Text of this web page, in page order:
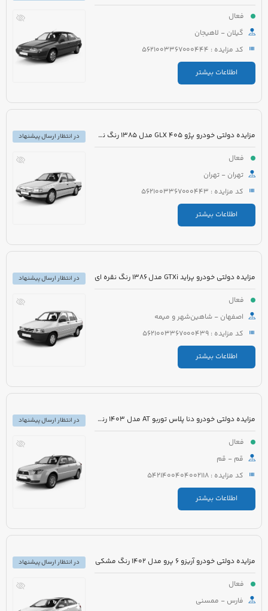
فعال
گیلان - لاهیجان
کد مزایده : 5621003367000444
اطلاعات بیشتر
مزایده دولتی خودرو پژو 405 GLX مدل 1385 رنگ نقره ای متالیک
فعال
تهران - تهران
کد مزایده : 5621003367000443
اطلاعات بیشتر
در انتظار ارسال پیشنهاد
مزایده دولتی خودرو پراید GTXi مدل 1386 رنگ نقره ای
فعال
اصفهان - شاهین‌شهر و میمه
کد مزایده : 5621003367000439
اطلاعات بیشتر
در انتظار ارسال پیشنهاد
مزایده دولتی خودرو دنا پلاس توربو AT مدل 1403 رنگ سفید روغنی
فعال
قم - قم
کد مزایده : 5421400404002118
اطلاعات بیشتر
در انتظار ارسال پیشنهاد
مزایده دولتی خودرو آریزو 6 پرو مدل 1402 رنگ مشکی
فعال
فارس - ممسنی
در انتظار ارسال پیشنهاد